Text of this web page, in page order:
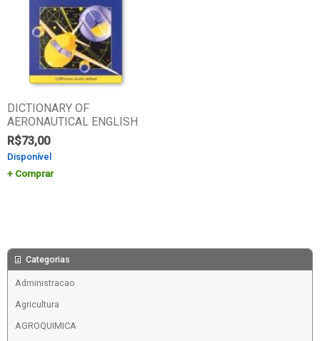
DICTIONARY OF
AERONAUTICAL ENGLISH
R$73,00
Disponível
Comprar
Categorias
Administracao
Agricultura
AGROQUIMICA